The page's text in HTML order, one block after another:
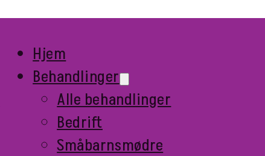
Hjem
Behandlinger
Alle behandlinger
Bedrift
Småbarnsmødre